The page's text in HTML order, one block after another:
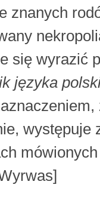
znanych
się wyrazić
języka